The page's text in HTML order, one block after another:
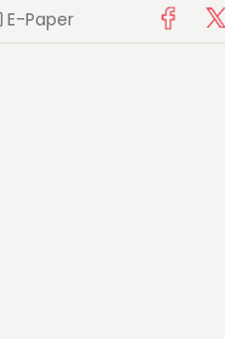
E-Paper